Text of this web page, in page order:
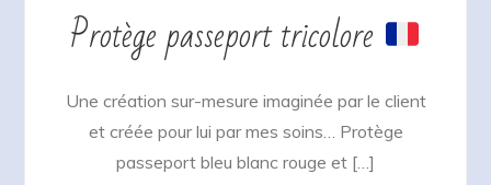
Protège passeport tricolore
Une création sur-mesure imaginée par le client
et créée pour lui par mes soins… Protège
passeport bleu blanc rouge et […]